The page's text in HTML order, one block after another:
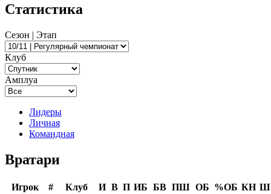
Статистика
Сезон | Этап
Клуб
Амплуа
Лидеры
Личная
Командная
Вратари
Игрок # Клуб И В П ИБ БВ ПШ ОБ %ОБ КН Ш